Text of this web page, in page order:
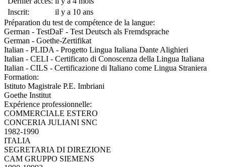
Inscrit:
il y a 10 ans
Préparation du test de compétence de la langue:
German - TestDaF - Test Deutsch als Fremdsprache
German - Goethe-Zertifikat
Italian - PLIDA - Progetto Lingua Italiana Dante Alighieri
Italian - CELI - Certificato di Conoscenza della Lingua Italiana
Italian - CILS - Certificazione di Italiano come Lingua Straniera
Formation:
Istituto Magistrale P.E. Imbriani
Goethe Institut
Expérience professionnelle:
COMMERCIALE ESTERO
CONCERIA JULIANI SNC
1982-1990
ITALIA
SEGRETARIA DI DIREZIONE
CAM GRUPPO SIEMENS